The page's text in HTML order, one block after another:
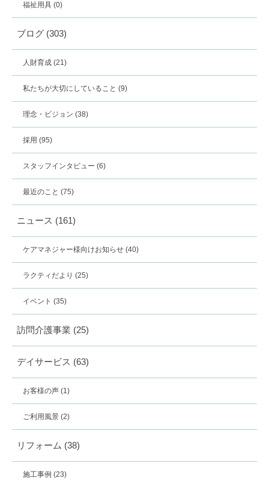
福祉用具 (0)
ブログ (303)
人財育成 (21)
私たちが大切にしていること (9)
理念・ビジョン (38)
採用 (95)
スタッフインタビュー (6)
最近のこと (75)
ニュース (161)
ケアマネジャー様向けお知らせ (40)
ラクティだより (25)
イベント (35)
訪問介護事業 (25)
デイサービス (63)
お客様の声 (1)
ご利用風景 (2)
リフォーム (38)
施工事例 (23)